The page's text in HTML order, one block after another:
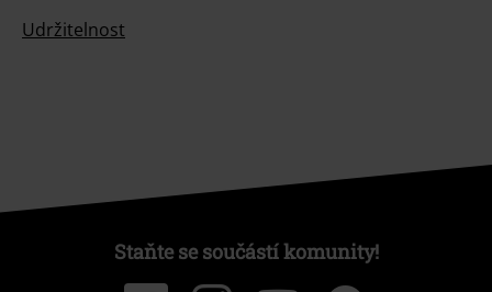
Udržitelnost
Staňte se součástí komunity!